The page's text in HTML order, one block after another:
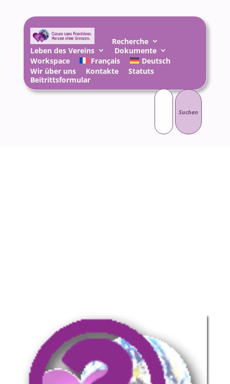
Recherche
Leben des Vereins
Dokumente
Workspace
Français
Deutsch
Wir über uns
Kontakte
Statuts
Beitrittsformular
Suchen
nach: